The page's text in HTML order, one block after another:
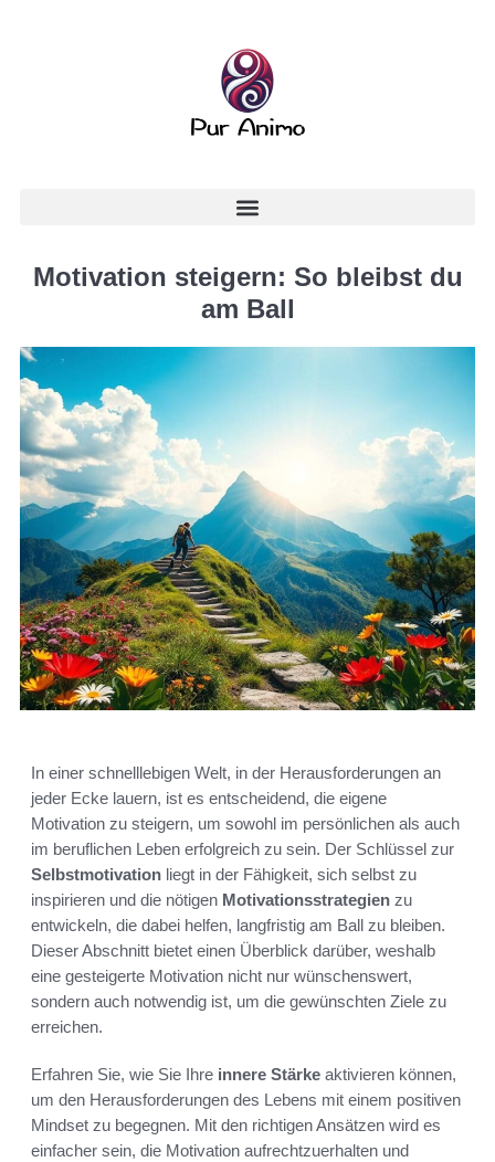
Motivation steigern: So bleibst du
am Ball
In einer schnelllebigen Welt, in der Herausforderungen an
jeder Ecke lauern, ist es entscheidend, die eigene
Motivation zu steigern, um sowohl im persönlichen als auch
im beruflichen Leben erfolgreich zu sein. Der Schlüssel zur
Selbstmotivation liegt in der Fähigkeit, sich selbst zu
inspirieren und die nötigen Motivationsstrategien zu
entwickeln, die dabei helfen, langfristig am Ball zu bleiben.
Dieser Abschnitt bietet einen Überblick darüber, weshalb
eine gesteigerte Motivation nicht nur wünschenswert,
sondern auch notwendig ist, um die gewünschten Ziele zu
erreichen.
Erfahren Sie, wie Sie Ihre innere Stärke aktivieren können,
um den Herausforderungen des Lebens mit einem positiven
Mindset zu begegnen. Mit den richtigen Ansätzen wird es
einfacher sein, die Motivation aufrechtzuerhalten und